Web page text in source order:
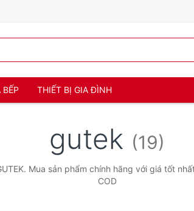
THIẾT BỊ GIA ĐÌNH
gutek (19)
Mua sản phẩm chính hãng với giá tốt
COD